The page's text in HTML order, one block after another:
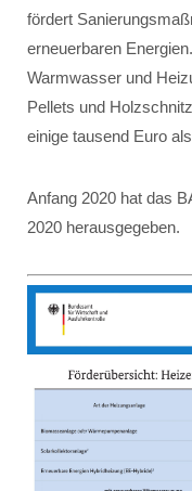
fördert
erneuerbaren
Warmwasser und
Pellets und
einige tausend Euro
Anfang 2020 hat das
2020 herausgegeben.